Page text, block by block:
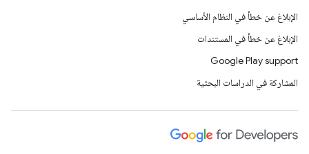
الإبلاغ عن خطأ في النظام الأساسي
الإبلاغ عن خطأ في المستندات
Google Play support
المشاركة في الدراسات البحثية